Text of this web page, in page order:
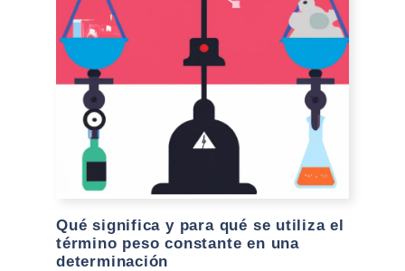
Qué significa y para qué se utiliza el
término peso constante en una
determinación